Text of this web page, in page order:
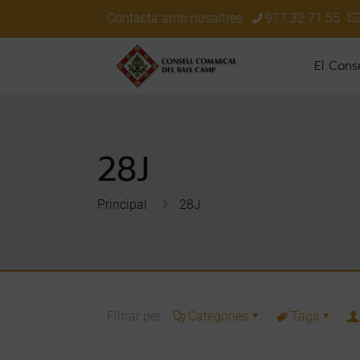
Contacta amb nosaltres 977 32 71 55
El
28J
Principal 28J
Filtrar per Categories Tags